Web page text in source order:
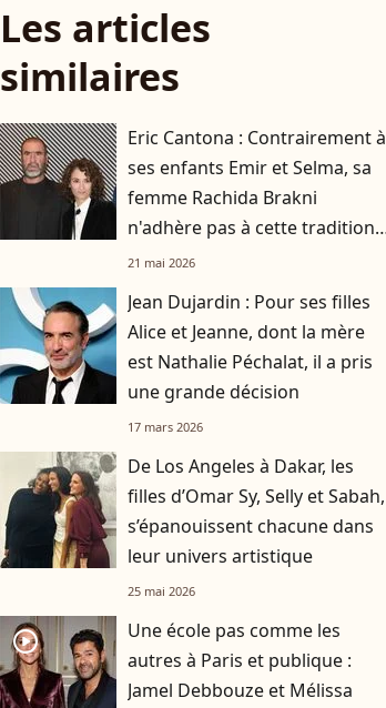
Les articles
similaires
Eric Cantona : Contrairement à
ses enfants Emir et Selma, sa
femme Rachida Brakni
n'adhère pas à cette tradition
familiale, "je tente de lui faire
21 mai 2026
Jean Dujardin : Pour ses filles
Alice et Jeanne, dont la mère
est Nathalie Péchalat, il a pris
une grande décision
17 mars 2026
De Los Angeles à Dakar, les
filles d’Omar Sy, Selly et Sabah,
s’épanouissent chacune dans
leur univers artistique
25 mai 2026
player2
Une école pas comme les
autres à Paris et publique :
Jamel Debbouze et Mélissa